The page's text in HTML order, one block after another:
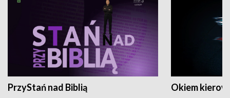
PrzyStań nad Biblią Okiem